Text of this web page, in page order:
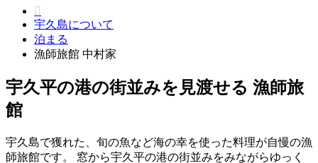
宇久島について
泊まる
漁師旅館 中村家
宇久平の港の街並みを見渡せる 漁師旅
館
宇久島で獲れた、旬の魚など海の幸を使った料理が自慢の漁
師旅館です。 窓から宇久平の港の街並みをみながらゆっく